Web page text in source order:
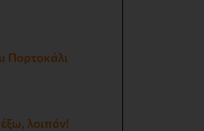
Πορτοκάλι
λοιπόν!